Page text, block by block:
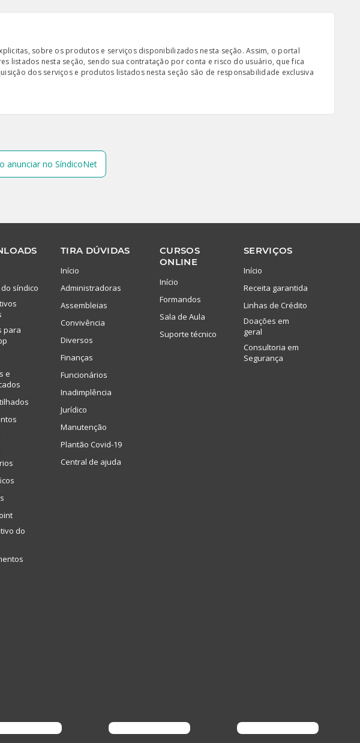
sobre os produtos e serviços disponibilizados nesta seção. Assim, o portal
listados nesta seção, sendo sua contratação por conta e risco do usuário, que fica
dos serviços e produtos listados nesta seção são de responsabilidade exclusiva
anunciar no SíndicoNet
síndico
para
e
do
TIRA DÚVIDAS
Início
Administradoras
Assembleias
Convivência
Diversos
Finanças
Funcionários
Inadimplência
Jurídico
Manutenção
Plantão Covid-19
Central de ajuda
CURSOS
ONLINE
Início
Formandos
Sala de Aula
Suporte técnico
SERVIÇOS
Início
Receita garantida
Linhas de Crédito
Doações em
geral
Consultoria em
Segurança